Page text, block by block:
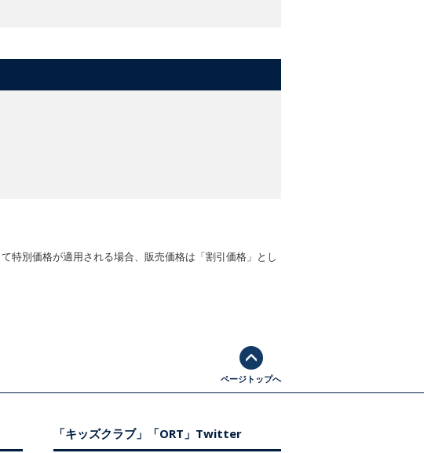
特別価格が適用される場合、販売価格は「割引価格」とし
ページトップへ
「キッズクラブ」「ORT」Twitter